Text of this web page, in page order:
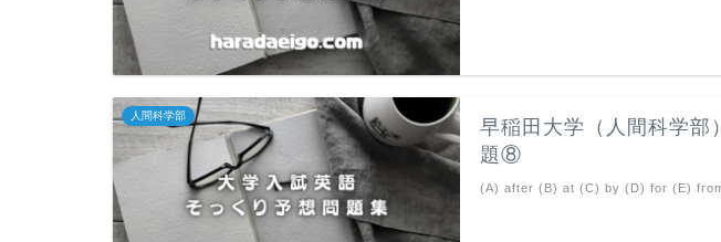
人間科学部
早稲田大学（人間科学部
題⑧
(A) after (B) at (C) by (D) for (E)